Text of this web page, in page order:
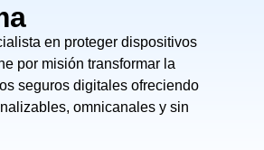
en proteger dispositivos
por misión transformar la
seguros digitales ofreciendo
omnicanales y sin